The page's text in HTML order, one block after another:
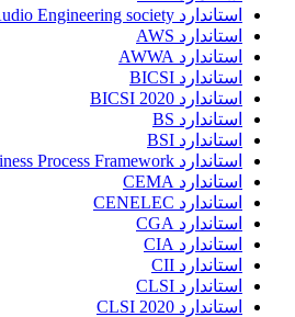
استاندارد Audio Engineering society
استاندارد AWS
استاندارد AWWA
استاندارد BICSI
استاندارد BICSI 2020
استاندارد BS
استاندارد BSI
استاندارد Business Process Framework
استاندارد CEMA
استاندارد CENELEC
استاندارد CGA
استاندارد CIA
استاندارد CII
استاندارد CLSI
استاندارد CLSI 2020